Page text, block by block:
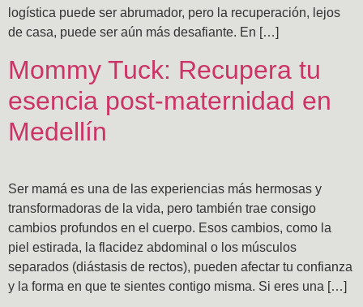
logística puede ser abrumador, pero la recuperación, lejos
de casa, puede ser aún más desafiante. En […]
Mommy Tuck: Recupera tu
esencia post-maternidad en
Medellín
Ser mamá es una de las experiencias más hermosas y
transformadoras de la vida, pero también trae consigo
cambios profundos en el cuerpo. Esos cambios, como la
piel estirada, la flacidez abdominal o los músculos
separados (diástasis de rectos), pueden afectar tu confianza
y la forma en que te sientes contigo misma. Si eres una […]